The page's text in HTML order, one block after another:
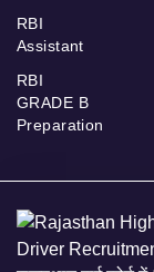
RBI
Assistant
RBI
GRADE B
Preparation